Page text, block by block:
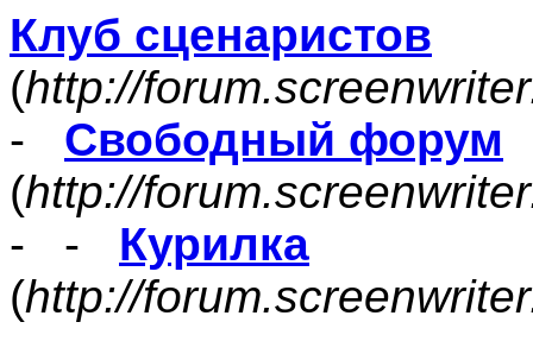
Клуб сценаристов
(http://
- Свободный форум
(http://
- - Курилка
(http://